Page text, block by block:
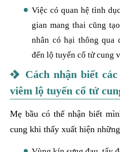
Việc có quan hệ tình
gian mang thai cũng
nhân có hại thông qua
đến lộ tuyến cổ tử cung
Cách nhận biết
viêm lộ tuyến cổ tử
Mẹ bầu có thể nhận biết
cung khi thấy xuất hiện